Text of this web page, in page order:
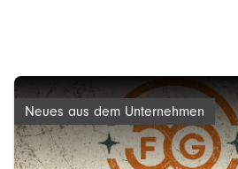
Neues aus dem Unternehmen